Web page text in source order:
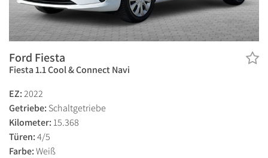
Ford Fiesta
Fiesta 1.1 Cool & Connect Navi
EZ:2022
Getriebe: Schaltgetriebe
Kilometer: 15.368
Türen:4/5
Farbe:Weiß